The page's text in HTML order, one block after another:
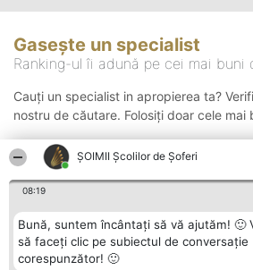
ŞOIMII Școlilor de Șoferi
08:19
Bună, suntem încântați să vă ajutăm! 🙂
să faceți clic pe subiectul de conversație
corespunzător! 🙂
Gasește un specialist
Ranking-ul îi adună pe cei mai buni
Cauți un specialist in apropierea ta?
nostru de căutare. Folosiți doar cele mai